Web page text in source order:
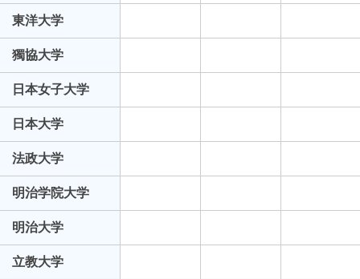
東洋大学
獨協大学
日本女子大学
日本大学
法政大学
明治学院大学
明治大学
立教大学